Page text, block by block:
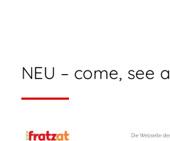
NEU – come, see